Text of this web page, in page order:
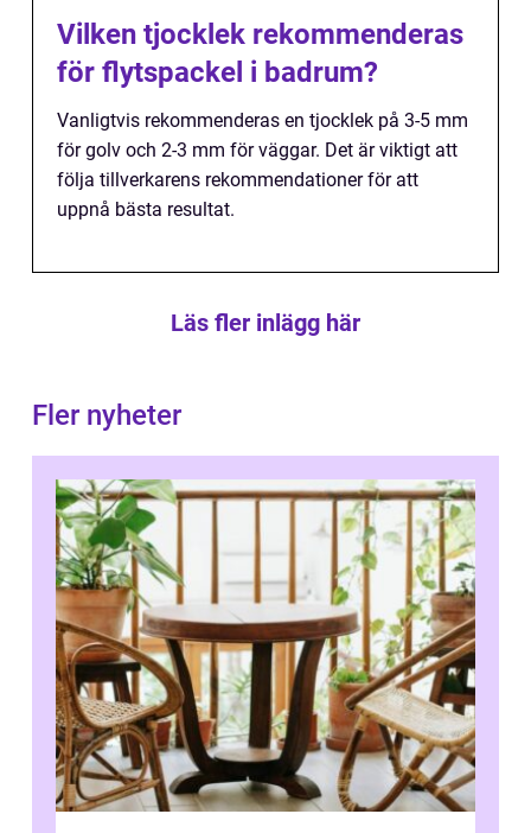
Vilken tjocklek rekommenderas
för flytspackel i badrum?
Vanligtvis rekommenderas en tjocklek på 3-5 mm
för golv och 2-3 mm för väggar. Det är viktigt att
följa tillverkarens rekommendationer för att
uppnå bästa resultat.
Läs fler inlägg här
Fler nyheter